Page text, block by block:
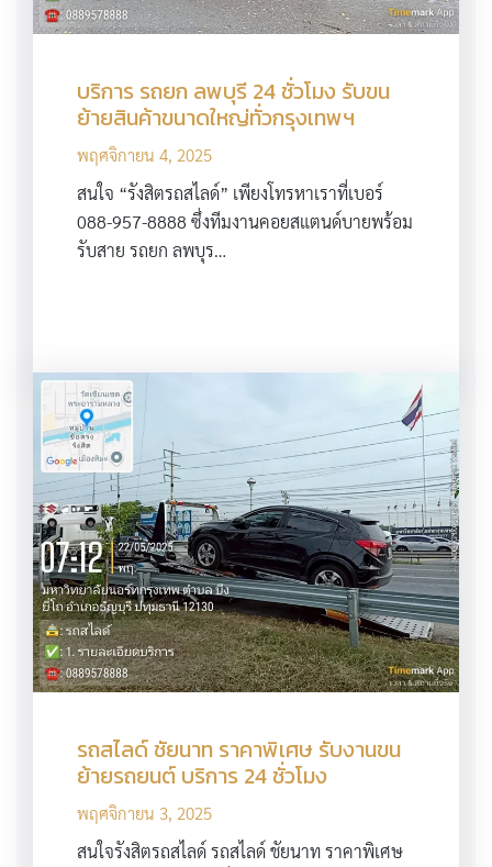
บริการ รถยก ลพบุรี 24 ชั่วโมง รับขน
ย้ายสินค้าขนาดใหญ่ทั่วกรุงเทพฯ
พฤศจิกายน 4, 2025
สนใจ “รังสิตรถสไลด์” เพียงโทรหาเราที่เบอร์
088-957-8888 ซึ่งทีมงานคอยสแตนด์บายพร้อม
รับสาย รถยก ลพบุร…
รถสไลด์ ชัยนาท ราคาพิเศษ รับงานขน
ย้ายรถยนต์ บริการ 24 ชั่วโมง
พฤศจิกายน 3, 2025
สนใจรังสิตรถสไลด์ รถสไลด์ ชัยนาท ราคาพิเศษ